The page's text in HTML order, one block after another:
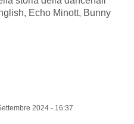
Echo Minott, Bunny
2024 - 16:37